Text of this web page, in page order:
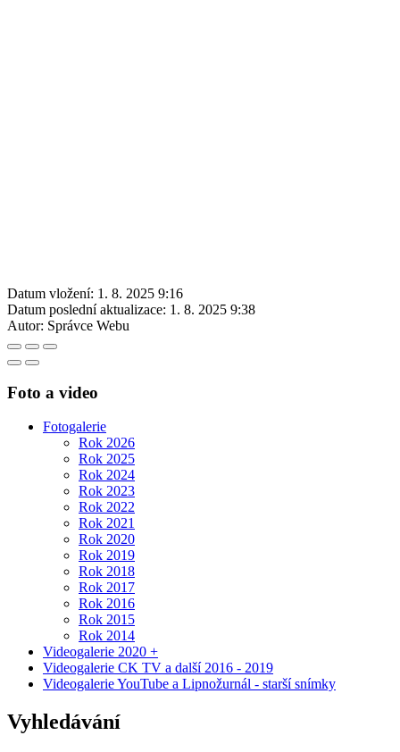
Datum vložení: 1. 8. 2025 9:16
Datum poslední aktualizace: 1. 8. 2025 9:38
Autor: Správce Webu
Foto a video
Fotogalerie
Rok 2026
Rok 2025
Rok 2024
Rok 2023
Rok 2022
Rok 2021
Rok 2020
Rok 2019
Rok 2018
Rok 2017
Rok 2016
Rok 2015
Rok 2014
Videogalerie 2020 +
Videogalerie CK TV a další 2016 - 2019
Videogalerie YouTube a Lipnožurnál - starší snímky
Vyhledávání